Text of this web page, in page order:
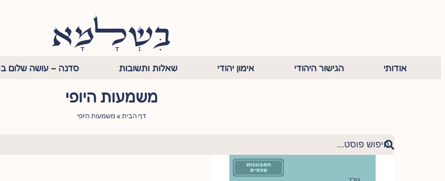
אודותי הגישור היהודי אימון יהודי שאלות ותשובות סדנה – עושה שלום
משמעות היופי
דף הבית »משמעות היופי